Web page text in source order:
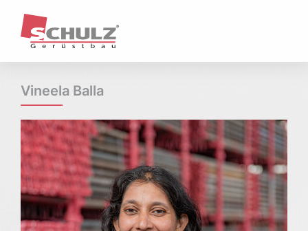
Unternehmen
Profil / Historie
Kernkompetenzen & Geschäftsfelder
Referenzen
Aktuelles
Leistungen
Arbeits- und Schutzgerüste
Hängegerüste
Treppentürme / Treppenübergänge
Fassadengerüste
Vineela Balla